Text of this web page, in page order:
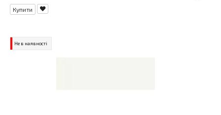
Купити
Не в наявності